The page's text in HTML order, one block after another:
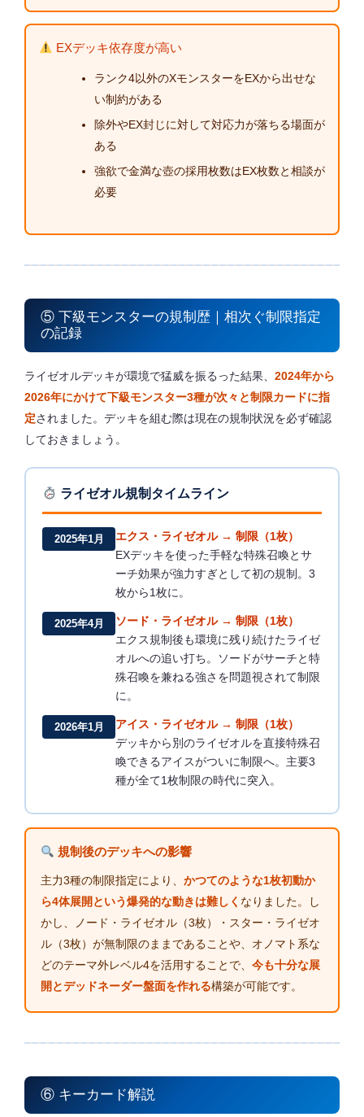
EXデッキ依存度が高い
ランク4以外のXモンスターをEXから出せな
い制約がある
除外やEX封じに対して対応力が落ちる場面が
ある
強欲で金満な壺の採用枚数はEX枚数と相談が
必要
⑤ 下級モンスターの規制歴｜相次ぐ制限指定
の記録
ライゼオルデッキが環境で猛威を振るった結果、 2024年から
2026年にかけて下級モンスター3種が次々と制限カードに指
定されました。デッキを組む際は現在の規制状況を必ず確認
しておきましょう。
ライゼオル規制タイムライン
2025年1月
エクス・ライゼオル → 制限（1枚）
EXデッキを使った手軽な特殊召喚とサ
ーチ効果が強力すぎとして初の規制。3
枚から1枚に。
2025年4月
ソード・ライゼオル → 制限（1枚）
エクス規制後も環境に残り続けたライゼ
オルへの追い打ち。ソードがサーチと特
殊召喚を兼ねる強さを問題視されて制限
に。
2026年1月
アイス・ライゼオル → 制限（1枚）
デッキから別のライゼオルを直接特殊召
喚できるアイスがついに制限へ。主要3
種が全て1枚制限の時代に突入。
規制後のデッキへの影響
主力3種の制限指定により、 かつてのような1枚初動か
ら4体展開という爆発的な動きは難しく なりました。し
かし、ノード・ライゼオル（3枚）・スター・ライゼオ
ル（3枚）が無制限のままであることや、オノマト系な
どのテーマ外レベル4を活用することで、 今も十分な展
開とデッドネーダー盤面を作れる構築が可能です。
⑥ キーカード解説